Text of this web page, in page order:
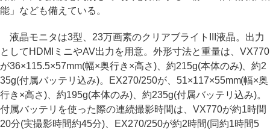
能」なども備えている。
液晶モニタは3型、23万画素のクリアブライトIII液晶。出力
としてHDMIミニやAV出力を用意。外形寸法と重量は、VX770
が36×115.5×57mm(幅×奥行き×高さ)、約215g(本体のみ)、約2
35g(付属バッテリ込み)。EX270/250が、51×117×55mm(幅×奥
行き×高さ)、約195g(本体のみ)、約235g(付属バッテリ込み)。
付属バッテリを使った際の連続撮影時間は、VX770が約1時間
20分(実撮影時間約45分)、EX270/250が約2時間(同約1時間5